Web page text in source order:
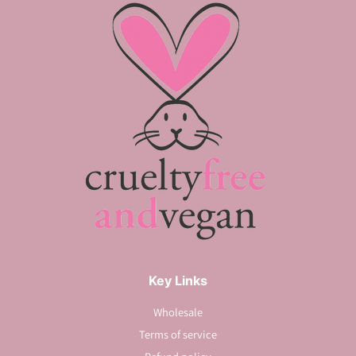
Key Links
Wholesale
Terms of service